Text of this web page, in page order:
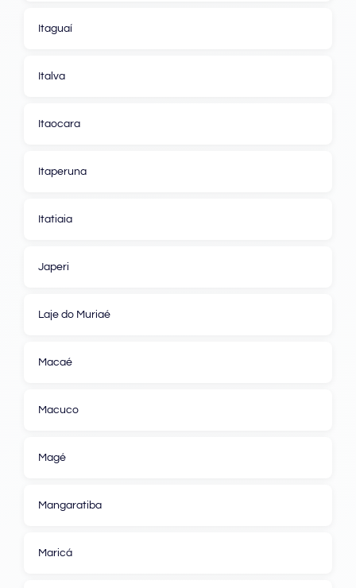
Itaguaí
Italva
Itaocara
Itaperuna
Itatiaia
Japeri
Laje do Muriaé
Macaé
Macuco
Magé
Mangaratiba
Maricá